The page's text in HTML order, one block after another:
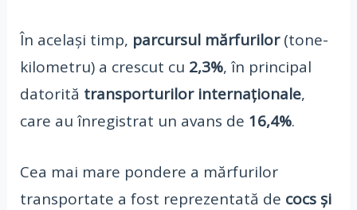
În același timp, parcursul mărfurilor(tone-
kilometru) a crescut cu 2,3%, în principal
datorită transporturilor internaționale,
care au înregistrat un avans de 16,4%.
Cea mai mare pondere a mărfurilor
transportate a fost reprezentată de cocs și